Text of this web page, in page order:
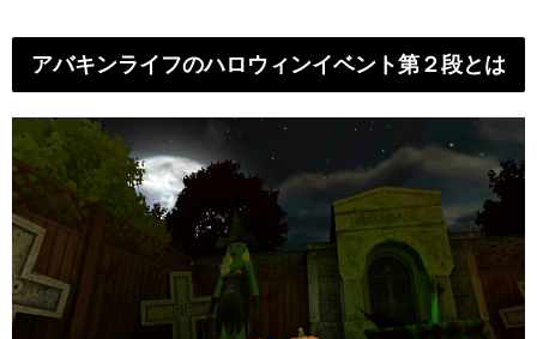
アバキンライフのハロウィンイベント第２段とは